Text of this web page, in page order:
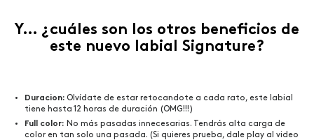
Y… ¿cuáles son los otros beneficios de
este nuevo labial Signature?
Duracion: Olvídate de estar retocandote a cada rato, este labial
tiene hasta 12 horas de duración (OMG!!!)
Full color: No más pasadas innecesarias. Tendrás alta carga de
color en tan solo una pasada. (Si quieres prueba, dale play al video